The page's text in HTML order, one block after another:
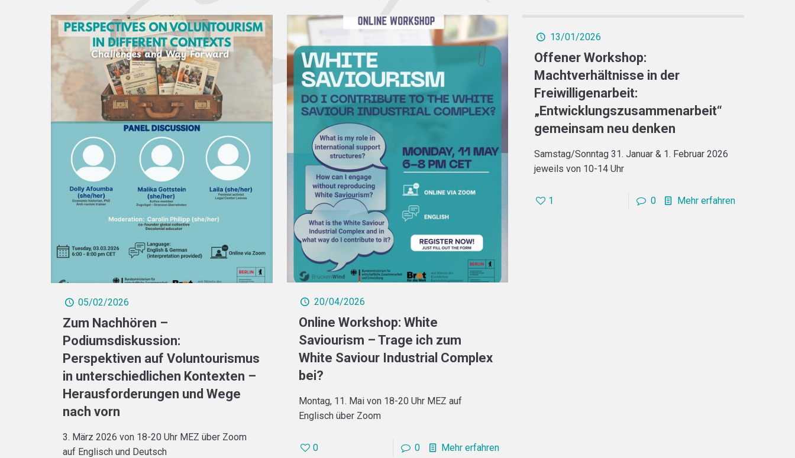
05/02/2026
Zum Nachhören –
Podiumsdiskussion:
Perspektiven auf Voluntourismus
in unterschiedlichen Kontexten –
Herausforderungen und Wege
nach vorn
3. März 2026 von 18-20 Uhr MEZ über Zoom
auf Englisch und Deutsch
20/04/2026
Online Workshop: White
Saviourism – Trage ich zum
White Saviour Industrial Complex
bei?
Montag, 11. Mai von 18-20 Uhr MEZ auf
Englisch über Zoom
0 0 Mehr erfahren
13/01/2026
Offener Workshop:
Machtverhältnisse in der
Freiwilligenarbeit:
„Entwicklungszusammenarbeit“
gemeinsam neu denken
Samstag/Sonntag 31. Januar & 1. Februar 2026
jeweils von 10-14 Uhr
1 0 Mehr erfahren